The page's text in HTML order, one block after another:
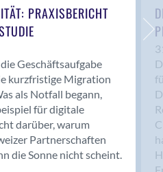
PRAXISBERICHT
Geschäftsaufgabe
kurzfristige Migration
als Notfall begann,
für digitale
darüber, warum
Partnerschaften
die Sonne nicht scheint.